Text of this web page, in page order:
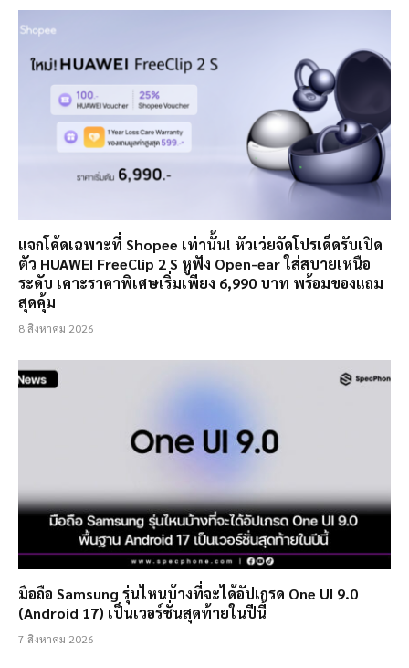
แจกโค้ดเฉพาะที่ Shopee เท่านั้น! หัวเว่ยจัดโปรเด็ดรับเปิด
ตัว HUAWEI FreeClip 2 S หูฟัง Open-ear ใส่สบายเหนือ
ระดับ เคาะราคาพิเศษเริ่มเพียง 6,990 บาท พร้อมของแถม
สุดคุ้ม
8 สิงหาคม 2026
มือถือ Samsung รุ่นไหนบ้างที่จะได้อัปเกรด One UI 9.0
(Android 17) เป็นเวอร์ชั่นสุดท้ายในปีนี้
7 สิงหาคม 2026